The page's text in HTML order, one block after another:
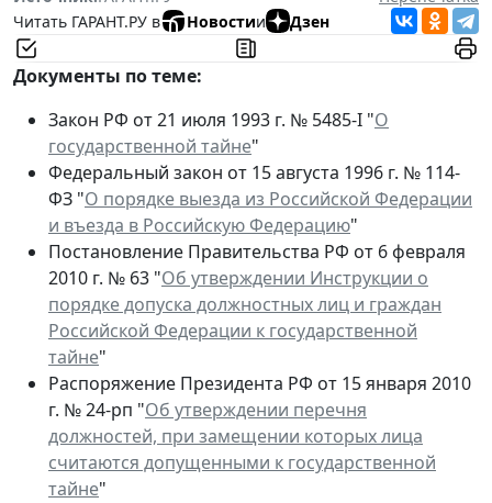
Читать ГАРАНТ.РУ в
Новостии Дзен
Документы по теме:
Закон РФ от 21 июля 1993 г. № 5485-I "О
государственной тайне"
Федеральный закон от 15 августа 1996 г. № 114-
ФЗ "О порядке выезда из Российской Федерации
и въезда в Российскую Федерацию"
Постановление Правительства РФ от 6 февраля
2010 г. № 63 "Об утверждении Инструкции о
порядке допуска должностных лиц и граждан
Российской Федерации к государственной
тайне"
Распоряжение Президента РФ от 15 января 2010
г. № 24-рп "Об утверждении перечня
должностей, при замещении которых лица
считаются допущенными к государственной
тайне"